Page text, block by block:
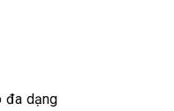
đa dạng